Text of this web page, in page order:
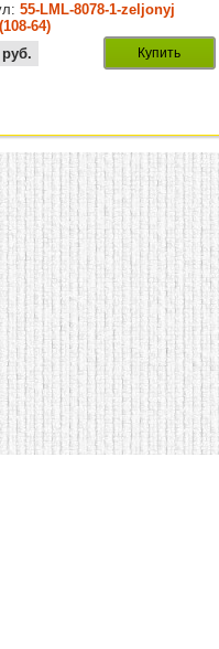
55-LML-8078-1-zeljonyj
64)
руб. Купить